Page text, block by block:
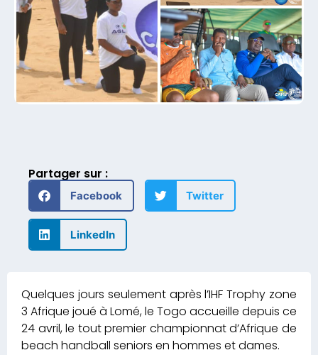
Partager sur :
Facebook Twitter
LinkedIn
Quelques jours seulement après l’IHF Trophy zone
3 Afrique joué à Lomé, le Togo accueille depuis ce
24 avril, le tout premier championnat d’Afrique de
beach handball seniors en hommes et dames.